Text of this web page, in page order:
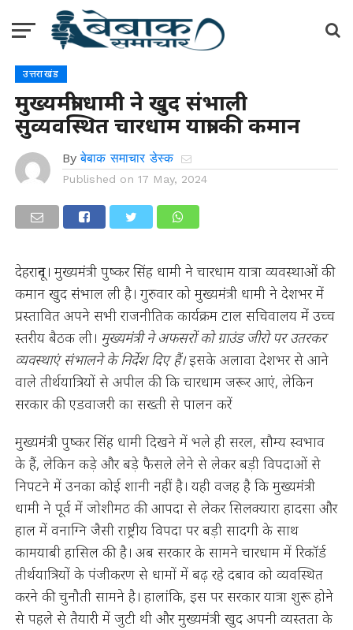
उत्तराखंड
मुख्यमंत्री धामी ने खुद संभाली
सुव्यवस्थित चारधाम यात्रा की कमान
By बेबाक समाचार डेस्क
Published on 17 May, 2024
देहरादून। मुख्यमंत्री पुष्कर सिंह धामी ने चारधाम यात्रा व्यवस्थाओं की
कमान खुद संभाल ली है। गुरुवार को मुख्यमंत्री धामी ने देशभर में
प्रस्तावित अपने सभी राजनीतिक कार्यक्रम टाल सचिवालय में उच्च
स्तरीय बैठक ली। मुख्यमंत्री ने अफसरों को ग्राउंड जीरो पर उतरकर
व्यवस्थाएं संभालने के निर्देश दिए हैं।इसके अलावा देशभर से आने
वाले तीर्थयात्रियों से अपील की कि चारधाम जरूर आएं, लेकिन
सरकार की एडवाजरी का सख्ती से पालन करें
मुख्यमंत्री पुष्कर सिंह धामी दिखने में भले ही सरल, सौम्य स्वभाव
के हैं, लेकिन कड़े और बड़े फैसले लेने से लेकर बड़ी विपदाओं से
निपटने में उनका कोई शानी नहीं है। यही वजह है कि मुख्यमंत्री
धामी ने पूर्व में जोशीमठ की आपदा से लेकर सिलक्यारा हादसा और
हाल में वनाग्नि जैसी राष्ट्रीय विपदा पर बड़ी सादगी के साथ
कामयाबी हासिल की है। अब सरकार के सामने चारधाम में रिकॉर्ड
तीर्थयात्रियों के पंजीकरण से धामों में बढ़ रहे दबाव को व्यवस्थित
करने की चुनौती सामने है। हालांकि, इस पर सरकार यात्रा शुरू होने
से पहले से तैयारी में जुटी थी और मुख्यमंत्री खुद अपनी व्यस्तता के